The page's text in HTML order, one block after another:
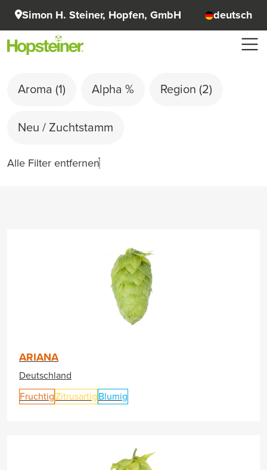
Simon H. Steiner, Hopfen, GmbH deutsch
Aroma (1) Alpha % Region (2)
Neu / Zuchtstamm
Alle Filter entfernen
ARIANA
Deutschland
FruchtigZitrusartig Blumig